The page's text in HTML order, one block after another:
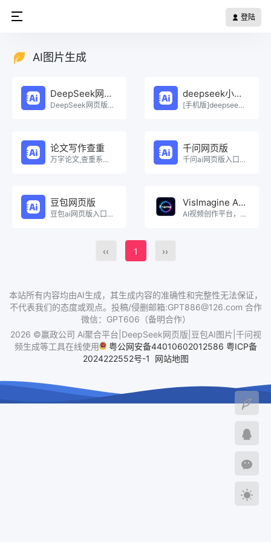
登陆
AI图片生成
DeepSeek网页版
DeepSeek网页版在线免费体验。
deepseek小程序
[手机版]deepseek小程序在线使用。
论文写作查重
万字论文,查重系统，Ai一键生成原创论文，权威查重系统，论文生成，论文写作，论文查重，论文致谢，论文。
千问网页版
千问ai网页版入口在线使用。
豆包网页版
豆包ai网页版入口在线使用。
VisImagine AI视频生成平台
AI视频创作平台，解锁视觉创作新境界：探秘VisImagine平台随着AI技术的不断发展，视觉创作。
‹‹ 1 ››
本站所有内容均由AI生成，其生成内容的准确性和完整性无法保证，
不代表我们的态度或观点。投稿/侵删邮箱:GPT886@126.com 合作
微信：GPT606（备明合作）
2026 ©赢政公司 Ai聚合平台|DeepSeek网页版|豆包AI图片|千问视
频生成等工具在线使用
粤公网安备44010602012586 粤ICP备
2024222552号-1
网站地图